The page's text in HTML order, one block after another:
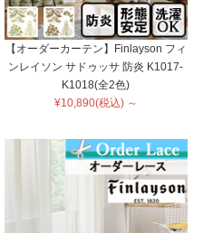
【オーダーカーテン】Finlayson フィ
ンレイソン サドゥッサ 防炎 K1017-
K1018(全2色)
¥10,890(税込) ～